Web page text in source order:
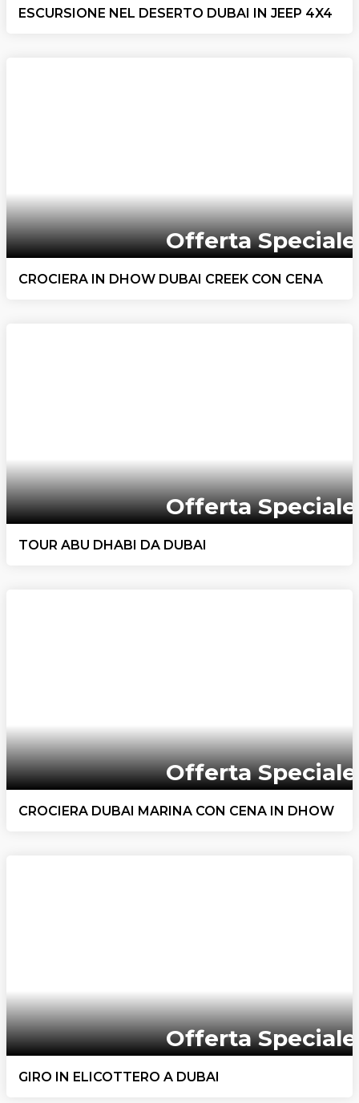
ESCURSIONE NEL DESERTO DUBAI IN JEEP 4X4
Offerta Speciale
CROCIERA IN DHOW DUBAI CREEK CON CENA
Offerta Speciale
TOUR ABU DHABI DA DUBAI
Offerta Speciale
CROCIERA DUBAI MARINA CON CENA IN DHOW
Offerta Speciale
GIRO IN ELICOTTERO A DUBAI